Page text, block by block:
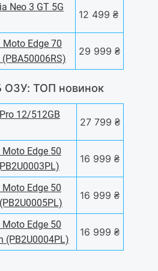
Neo 3 GT 5G
12 499 ₴
Edge 70
29 999 ₴
ОЗУ: ТОП новинок
12/512GB
27 799 ₴
Edge 50
16 999 ₴
Edge 50
16 999 ₴
Edge 50
(PB2U0004PL)
16 999 ₴